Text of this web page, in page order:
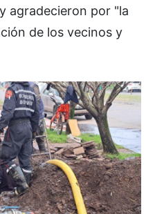
agradecieron por "la
de los vecinos y